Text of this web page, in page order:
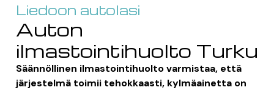
Liedoon autolasi
Auton
ilmastointihuolto Turku
Säännöllinen ilmastointihuolto varmistaa, että
järjestelmä toimii tehokkaasti, kylmäainetta on